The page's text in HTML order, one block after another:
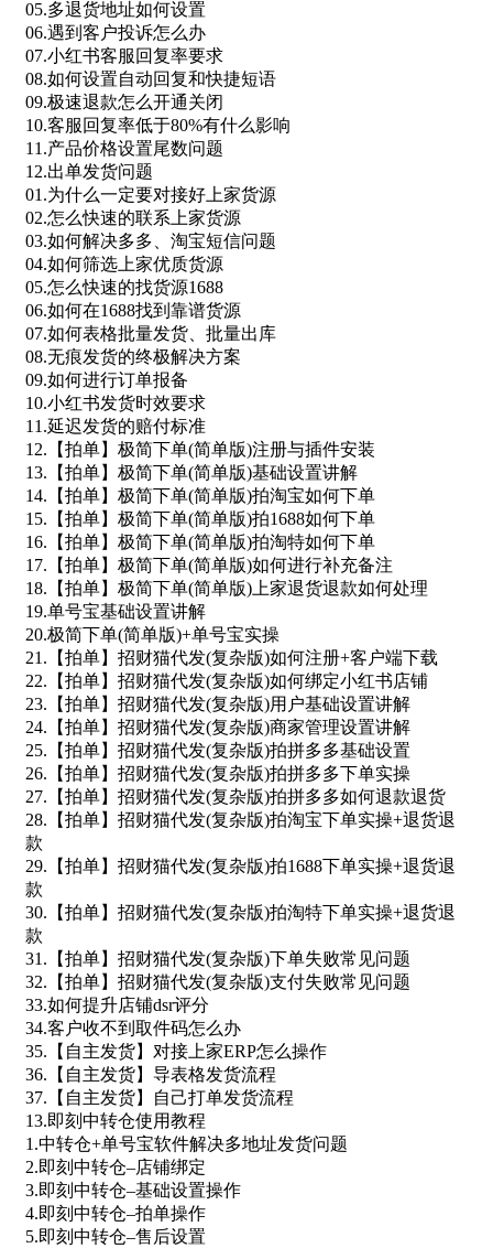
05.多退货地址如何设置
06.遇到客户投诉怎么办
07.小红书客服回复率要求
08.如何设置自动回复和快捷短语
09.极速退款怎么开通关闭
10.客服回复率低于80%有什么影响
11.产品价格设置尾数问题
12.出单发货问题
01.为什么一定要对接好上家货源
02.怎么快速的联系上家货源
03.如何解决多多、淘宝短信问题
04.如何筛选上家优质货源
05.怎么快速的找货源1688
06.如何在1688找到靠谱货源
07.如何表格批量发货、批量出库
08.无痕发货的终极解决方案
09.如何进行订单报备
10.小红书发货时效要求
11.延迟发货的赔付标准
12.【拍单】极简下单(简单版)注册与插件安装
13.【拍单】极简下单(简单版)基础设置讲解
14.【拍单】极简下单(简单版)拍淘宝如何下单
15.【拍单】极简下单(简单版)拍1688如何下单
16.【拍单】极简下单(简单版)拍淘特如何下单
17.【拍单】极简下单(简单版)如何进行补充备注
18.【拍单】极简下单(简单版)上家退货退款如何处理
19.单号宝基础设置讲解
20.极简下单(简单版)+单号宝实操
21.【拍单】招财猫代发(复杂版)如何注册+客户端下载
22.【拍单】招财猫代发(复杂版)如何绑定小红书店铺
23.【拍单】招财猫代发(复杂版)用户基础设置讲解
24.【拍单】招财猫代发(复杂版)商家管理设置讲解
25.【拍单】招财猫代发(复杂版)拍拼多多基础设置
26.【拍单】招财猫代发(复杂版)拍拼多多下单实操
27.【拍单】招财猫代发(复杂版)拍拼多多如何退款退货
28.【拍单】招财猫代发(复杂版)拍淘宝下单实操+退货退
款
29.【拍单】招财猫代发(复杂版)拍1688下单实操+退货退
款
30.【拍单】招财猫代发(复杂版)拍淘特下单实操+退货退
款
31.【拍单】招财猫代发(复杂版)下单失败常见问题
32.【拍单】招财猫代发(复杂版)支付失败常见问题
33.如何提升店铺dsr评分
34.客户收不到取件码怎么办
35.【自主发货】对接上家ERP怎么操作
36.【自主发货】导表格发货流程
37.【自主发货】自己打单发货流程
13.即刻中转仓使用教程
1.中转仓+单号宝软件解决多地址发货问题
2.即刻中转仓–店铺绑定
3.即刻中转仓–基础设置操作
4.即刻中转仓–拍单操作
5.即刻中转仓–售后设置